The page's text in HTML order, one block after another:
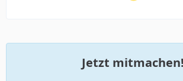
Jetzt mitmachen!